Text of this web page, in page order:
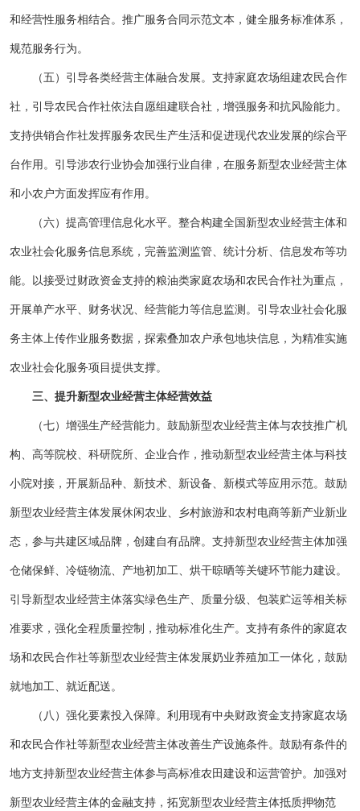
和经营性服务相结合。推广服务合同示范文本，健全服务标准体系，
规范服务行为。
（五）引导各类经营主体融合发展。支持家庭农场组建农民合作
社，引导农民合作社依法自愿组建联合社，增强服务和抗风险能力。
支持供销合作社发挥服务农民生产生活和促进现代农业发展的综合平
台作用。引导涉农行业协会加强行业自律，在服务新型农业经营主体
和小农户方面发挥应有作用。
（六）提高管理信息化水平。整合构建全国新型农业经营主体和
农业社会化服务信息系统，完善监测监管、统计分析、信息发布等功
能。以接受过财政资金支持的粮油类家庭农场和农民合作社为重点，
开展单产水平、财务状况、经营能力等信息监测。引导农业社会化服
务主体上传作业服务数据，探索叠加农户承包地块信息，为精准实施
农业社会化服务项目提供支撑。
三、提升新型农业经营主体经营效益
（七）增强生产经营能力。鼓励新型农业经营主体与农技推广机
构、高等院校、科研院所、企业合作，推动新型农业经营主体与科技
小院对接，开展新品种、新技术、新设备、新模式等应用示范。鼓励
新型农业经营主体发展休闲农业、乡村旅游和农村电商等新产业新业
态，参与共建区域品牌，创建自有品牌。支持新型农业经营主体加强
仓储保鲜、冷链物流、产地初加工、烘干晾晒等关键环节能力建设。
引导新型农业经营主体落实绿色生产、质量分级、包装贮运等相关标
准要求，强化全程质量控制，推动标准化生产。支持有条件的家庭农
场和农民合作社等新型农业经营主体发展奶业养殖加工一体化，鼓励
就地加工、就近配送。
（八）强化要素投入保障。利用现有中央财政资金支持家庭农场
和农民合作社等新型农业经营主体改善生产设施条件。鼓励有条件的
地方支持新型农业经营主体参与高标准农田建设和运营管护。加强对
新型农业经营主体的金融支持，拓宽新型农业经营主体抵质押物范